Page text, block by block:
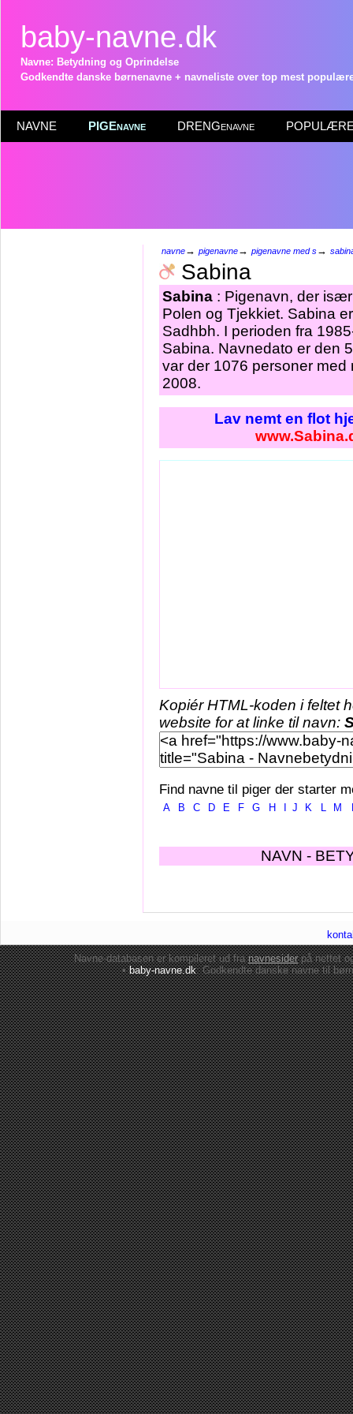
baby-navne.dk
Navne: Betydning og Oprindelse
Godkendte danske børnenavne + navneliste over top mest
NAVNE PIGEnavne DRENGenavne POPULÆRE
navne→ pigenavne→ pigenavne med s→
Sabina
Sabina : Pigenavn, der
Polen og Tjekkiet. Sabina
Sadhbh. I perioden fra
Sabina. Navnedato er den
var der 1076 personer
2008.
Lav nemt en flot
Kopiér HTML-koden i feltet
website for at linke til navn:
Find navne til piger der starter
A B C D E F G H J K L M
NAVN -
Navne-databasen er kompileret ud franavnesiderpå nettet
•baby-navne.dk: Godkendte danskenavne til børn